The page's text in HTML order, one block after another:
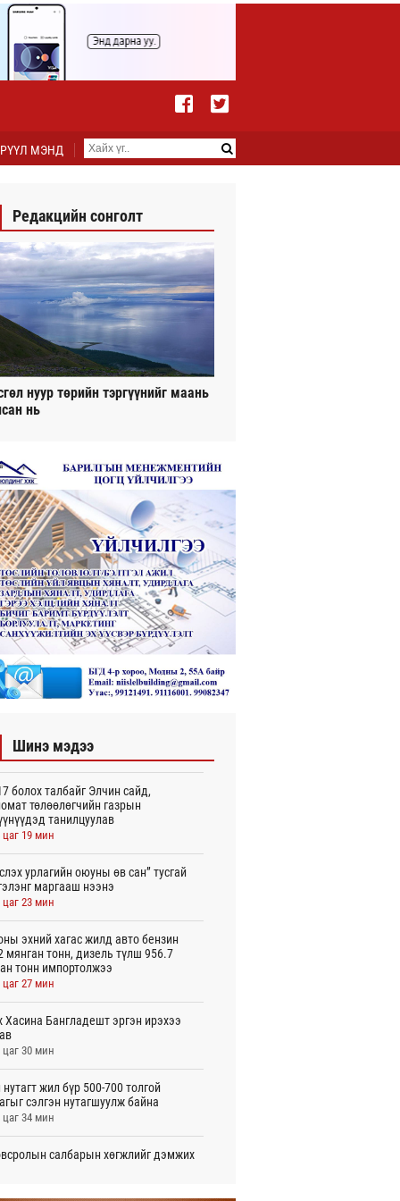
МЭНД
Редакцийн сонголт
нуур төрийн тэргүүнийг маань
нь
Шинэ мэдээ
болох талбайг Элчин сайд,
төлөөлөгчийн газрын
танилцуулав
цаг 19 мин
урлагийн оюуны өв сан” тусгай
маргааш нээнэ
цаг 23 мин
эхний хагас жилд авто бензин
мянган тонн, дизель түлш 956.7
тонн импортолжээ
цаг 27 мин
Хасина Бангладешт эргэн ирэхээ
цаг 30 мин
жил бүр 500-700 толгой
сэлгэн нутагшуулж байна
цаг 34 мин
салбарын хөгжлийг дэмжих